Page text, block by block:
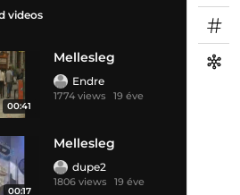
videos
00:41
Mellesleg
Endre
1774 views 19 éve
00:17
Mellesleg
dupe2
1806 views 19 éve